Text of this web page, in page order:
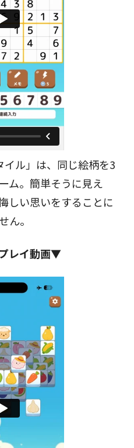
イル」は、同じ絵柄を3
ム。簡単そうに見え
しい思いをすることに
ん。
プレイ動画▼